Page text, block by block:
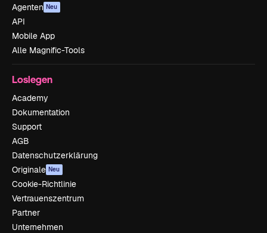
Agenten Neu
API
Mobile App
Alle Magnific-Tools
Loslegen
Academy
Dokumentation
Support
AGB
Datenschutzerklärung
Originale Neu
Cookie-Richtlinie
Vertrauenszentrum
Partner
Unternehmen